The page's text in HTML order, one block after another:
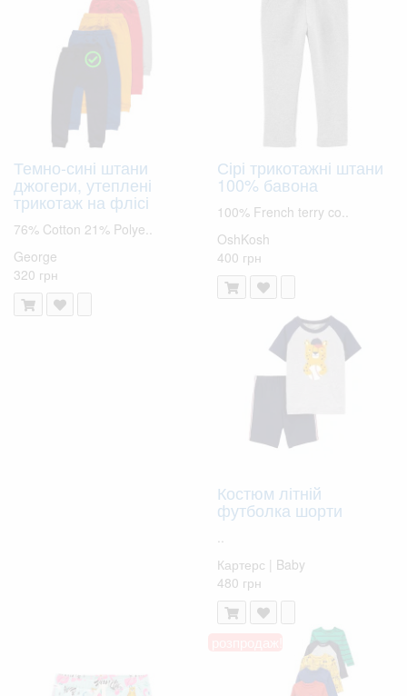
Темно-сині штани
джогери, утеплені
трикотаж на флісі
76% Cotton 21% Polye..
George
320 грн
Сірі трикотажні штани
100% бавона
100% French terry co..
OshKosh
400 грн
Костюм літній
футболка шорти
Картерс | Baby
480 грн